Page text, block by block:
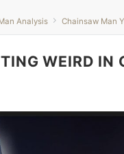
Analysis Chainsaw Man
WEIRD